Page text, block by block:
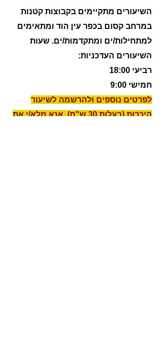
השיעורים מתקיימים בקבוצות קטנות
במרחב קסום בכפר עין הוד ומתאימים
למתחילות/ים ומתקדמות/ים. שעות
השיעורים העדכניות:
רביעי 18:00
חמישי 9:00
לפרטים נוספים ולהרשמה לשיעור
היכרות (בעלות 30 ש"ח), אנא מלא/י את